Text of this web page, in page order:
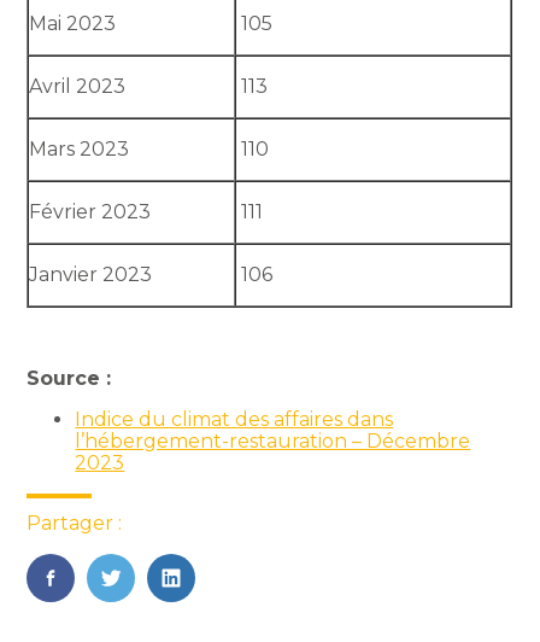
Mai 2023 105
Avril 2023 113
Mars 2023 110
Février 2023 111
Janvier 2023 106
Source :
Indice du climat des affaires dans
l’hébergement-restauration – Décembre
2023
Partager :
FaceBook
TwitterLinkedIn